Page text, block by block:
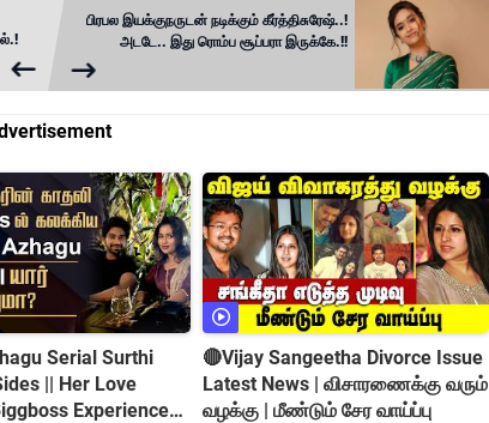
பிரபல இயக்குநருடன் நடிக்கும் கீர்த்திசுரேஷ்..!
அடடே.. இது ரொம்ப சூப்பரா இருக்கே.!!
Serial Surthi
|| Her Love
Experience
🔴Vijay Sangeetha Divorce Issue
Latest News | விசாரணைக்கு வரும்
வழக்கு | மீண்டும் சேர வாய்ப்பு